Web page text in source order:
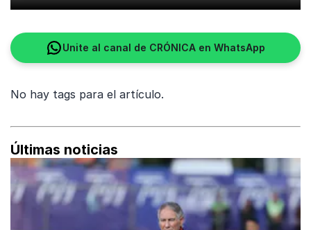
Unite al canal de CRÓNICA en WhatsApp
No hay tags para el artículo.
Últimas noticias